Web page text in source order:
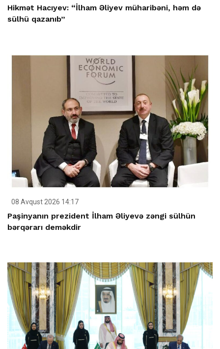
Hikmət Hacıyev: “İlham Əliyev müharibəni, həm də
sülhü qazanıb”
08 Avqust 2026 14:17
Paşinyanın prezident İlham Əliyevə zəngi sülhün
bərqərarı deməkdir